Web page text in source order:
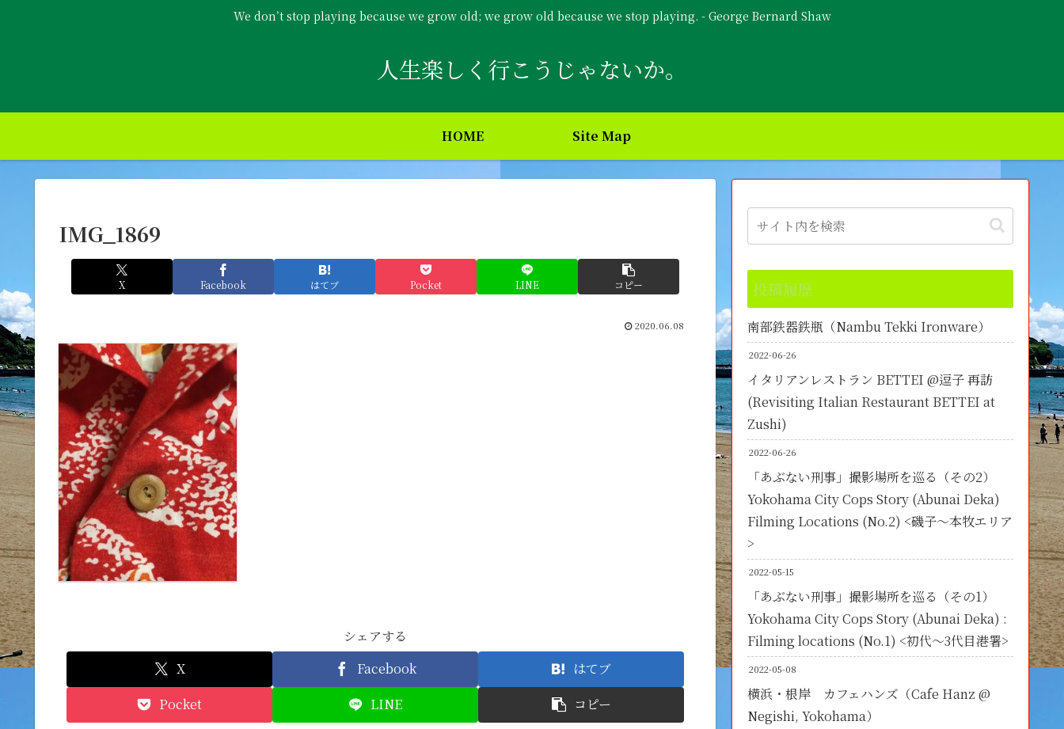
We don’t stop playing because we grow old; we grow old because we stop playing. - George Bernard Shaw
人生楽しく行こうじゃないか。
HOME Site Map
IMG_1869
X Facebook はてブ Pocket LINE コピー
2020.06.08
シェアする
X
Facebook
はてブ
Pocket
LINE コピー
投稿履歴
南部鉄器鉄瓶（Nambu Tekki Ironware）
2022-06-26
イタリアンレストラン BETTEI @逗子 再訪
(Revisiting Italian Restaurant BETTEI at
Zushi)
2022-06-26
「あぶない刑事」撮影場所を巡る（その2）
Yokohama City Cops Story (Abunai Deka)
Filming Locations (No.2) <磯子～本牧エリア
>
2022-05-15
「あぶない刑事」撮影場所を巡る（その1）
Yokohama City Cops Story (Abunai Deka) :
Filming locations (No.1) <初代～3代目港署>
2022-05-08
横浜・根岸 カフェハンズ（Cafe Hanz @
Negishi, Yokohama）